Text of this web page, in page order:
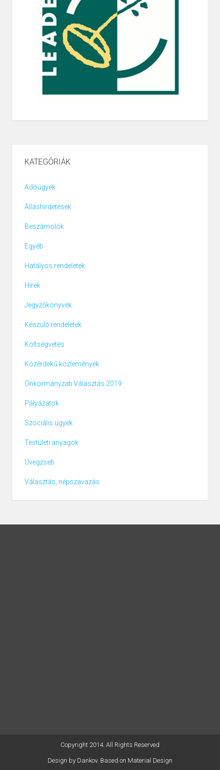
KATEGÓRIÁK
Adóügyek
Álláshirdetések
Beszámolók
Egyéb
Hatályos rendeletek
Hírek
Jegyzőkönyvek
Készülő rendeletek
Költségvetés
Közérdekű közlemények
Önkormányzati Választás 2019
Pályázatok
Szociális ügyek
Testületi anyagok
Üvegzseb
Választás, népszavazás
Copyright 2014. All Rights Reserved
Design by Dankov. Based on Material Design